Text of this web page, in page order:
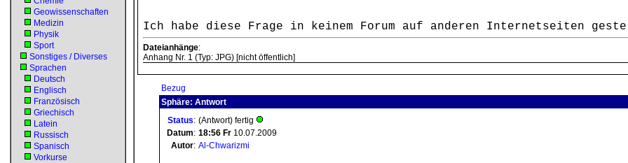
Geowissenschaften
Medizin
Physik
Sport
Sonstiges / Diverses
Sprachen
Deutsch
Englisch
Französisch
Griechisch
Latein
Russisch
Spanisch
Vorkurse
Ich habe diese Frage in keinem Forum auf anderen Internetseiten
Dateianhänge:
Anhang Nr. 1 (Typ: JPG) [nicht öffentlich]
Bezug
Sphäre: Antwort
Status: (Antwort) fertig
Datum: 18:56 Fr 10.07.2009
Autor: Al-Chwarizmi